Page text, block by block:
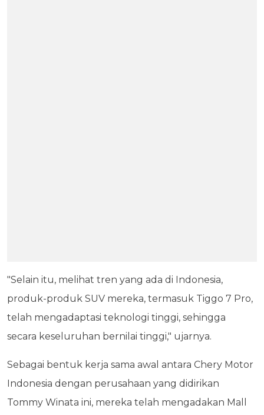
"Selain itu, melihat tren yang ada di Indonesia,
produk-produk SUV mereka, termasuk Tiggo 7 Pro,
telah mengadaptasi teknologi tinggi, sehingga
secara keseluruhan bernilai tinggi," ujarnya.
Sebagai bentuk kerja sama awal antara Chery Motor
Indonesia dengan perusahaan yang didirikan
Tommy Winata ini, mereka telah mengadakan Mall